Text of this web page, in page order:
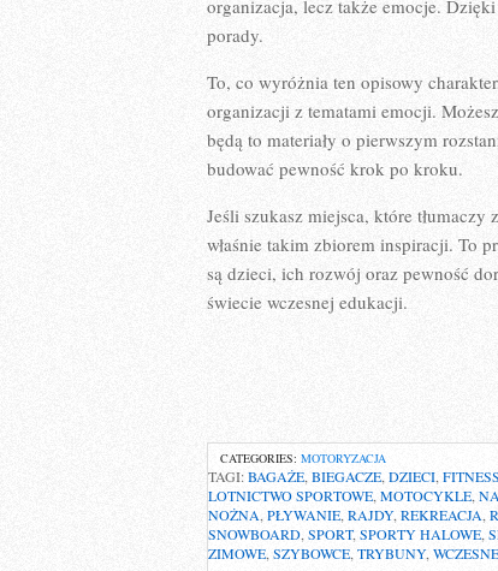
organizacja, lecz także emocje.
porady.
To, co wyróżnia ten opisowy
organizacji z tematami emocji.
będą to materiały o pierwszym
budować pewność krok po kroku.
Jeśli szukasz miejsca, które
właśnie takim zbiorem inspiracji. To
są dzieci, ich rozwój oraz pewność
świecie wczesnej edukacji.
CATEGORIES: MOTORYZACJA
TAGI:BAGAŻE BIEGACZE DZIECI FITNESS
LOTNICTWO SPORTOWE MOTOCYKLE
NOŻNA PŁYWANIE RAJDY, REKREACJA
SNOWBOARD SPORT, SPORTY HALOWE
ZIMOWE SZYBOWCE TRYBUNY,